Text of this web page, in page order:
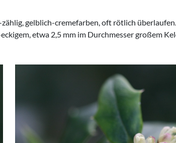
gelblich-cremefarben, oft rötlich
etwa 2,5 mm im Durchmesser großem